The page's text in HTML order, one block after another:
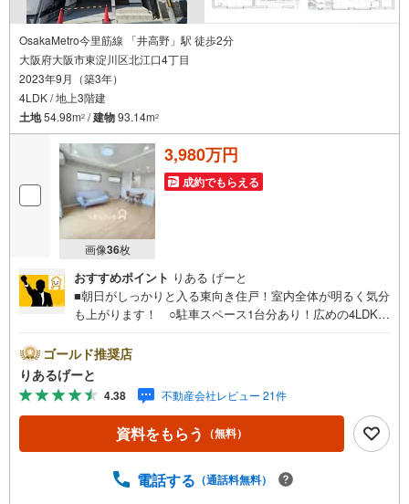
OsakaMetro今里筋線 「井高野」駅 徒歩2分
大阪府大阪市東淀川区北江口4丁目
2023年9月（築3年）
4LDK / 地上3階建
土地54.98m2 /建物93.14m2
画像36枚
3,980万円
成約でもらえる
おすすめポイント りある げーと
■朝日がしっかりと入る東向き住戸！室内全体が明るく気分
も上がります！ ○駐車スペース1台分あり！広めの4LDK！
が出来る始発駅が嬉しいポイント■物件検討中のお客さま！
ちょっと見学してみたいだけなどでも内覧可能です！売主
さまの都合等で見学ができない場合がございます。お気軽
に「りあるげーと」までお問合わせ下さい！■「りあるげー
と」が選ばれるポイント！■年中休まず営業中！いつでも対
応致します！・営業時間:9:00～21:00上記の時間帯は、お
相談、承ります！■【無料送迎】「小さなお子さまをつれて
ゴールド推奨店
りあるげーと
4.38 不動産会社レビュー 21件
資料をもらう （無料）
電話する （通話料無料）